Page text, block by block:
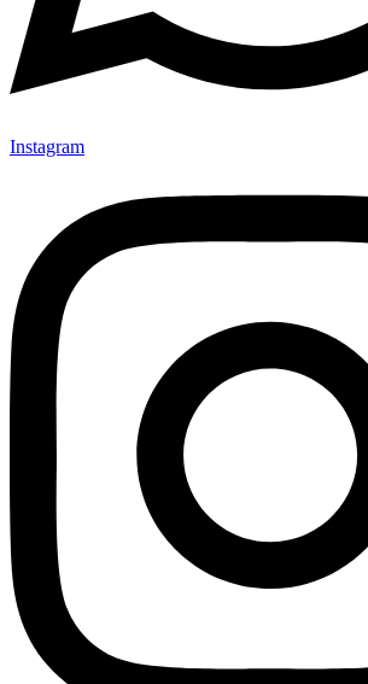
Instagram